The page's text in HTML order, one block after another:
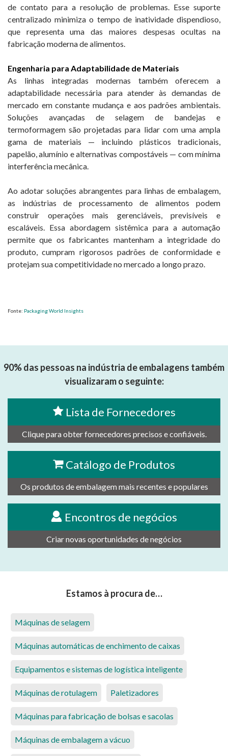
de contato para a resolução de problemas. Esse suporte
centralizado minimiza o tempo de inatividade dispendioso,
que representa uma das maiores despesas ocultas na
fabricação moderna de alimentos.
Engenharia para Adaptabilidade de Materiais
As linhas integradas modernas também oferecem a
adaptabilidade necessária para atender às demandas de
mercado em constante mudança e aos padrões ambientais.
Soluções avançadas de selagem de bandejas e
termoformagem são projetadas para lidar com uma ampla
gama de materiais — incluindo plásticos tradicionais,
papelão, alumínio e alternativas compostáveis ​​— com mínima
interferência mecânica.
Ao adotar soluções abrangentes para linhas de embalagem,
as indústrias de processamento de alimentos podem
construir operações mais gerenciáveis, previsíveis e
escaláveis. Essa abordagem sistêmica para a automação
permite que os fabricantes mantenham a integridade do
produto, cumpram rigorosos padrões de conformidade e
protejam sua competitividade no mercado a longo prazo.
Fonte: Packaging World Insights
90% das pessoas na indústria de embalagens também
visualizaram o seguinte:
Lista de Fornecedores
Clique para obter fornecedores precisos e confiáveis.
Catálogo de Produtos
Os produtos de embalagem mais recentes e populares
Encontros de negócios
Criar novas oportunidades de negócios
Estamos à procura de…
Máquinas de selagem
Máquinas automáticas de enchimento de caixas
Equipamentos e sistemas de logística inteligente
Máquinas de rotulagem Paletizadores
Máquinas para fabricação de bolsas e sacolas
Máquinas de embalagem a vácuo